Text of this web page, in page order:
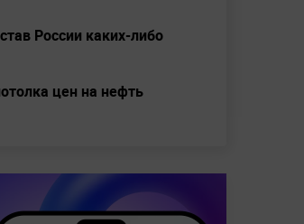
России каких-либо
цен на нефть